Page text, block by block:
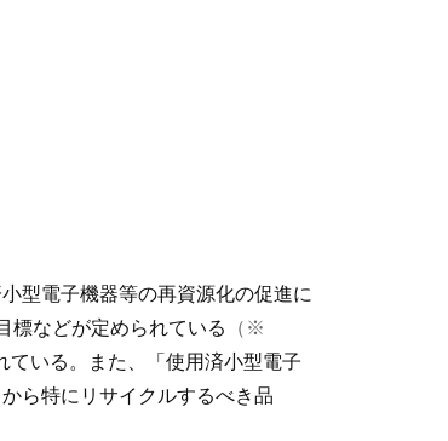
型電子機器等の再資源化の促進に
標などが定められている
（※
ている。また、「使用済小型電子
ら特にリサイクルするべき品